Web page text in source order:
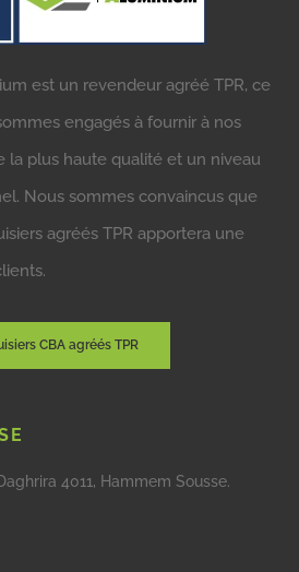
est un revendeur agréé TPR, ce
engagés à fournir à nos
la plus haute qualité et un niveau
Nous sommes convaincus que
agréés TPR apportera une
CBA agréés TPR
4011, Hammem Sousse.